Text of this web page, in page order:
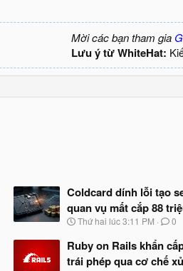
Mời các bạn tham gia
Lưu ý từ WhiteHat:
Coldcard dính lỗi tạo
quan vụ mất cắp 88
N
à
b
Thứ hai lúc 3:11 PM 0
Ruby on Rails khẩn
trái phép qua cơ chế